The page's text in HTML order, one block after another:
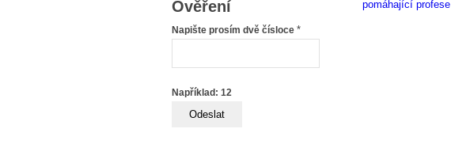
Ověření
Napište prosím dvě čísloce *
Například: 12
pomáhající profese